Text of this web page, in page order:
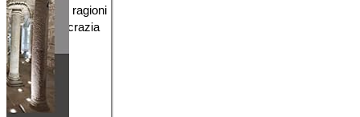
leottime
ragioni
della democrazia